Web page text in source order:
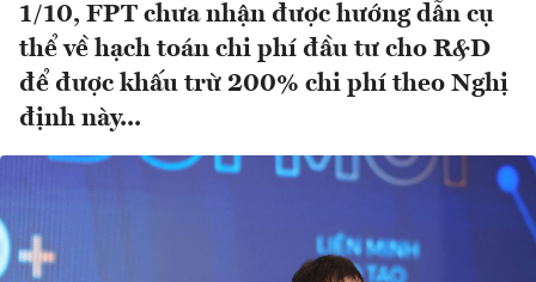
1/10, FPT chưa nhận được hướng dẫn cụ
thể về hạch toán chi phí đầu tư cho R&D
để được khấu trừ 200% chi phí theo Nghị
định này...